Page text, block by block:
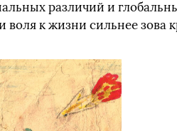
различий и
воля к жизни сильнее зова